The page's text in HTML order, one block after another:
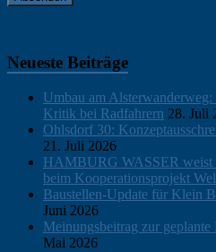
Neueste Beiträge
Umbau am
Kritik bei Radfahrern 28. Juli
Ohlsdorf 30:
21. Juli 2026
HAMBURG WASSER weist
beim Kooperationsprojekt
Baustellen-Update für Klein
Juni 2026
Meinungsbeitrag zur geplante
Mai 2026